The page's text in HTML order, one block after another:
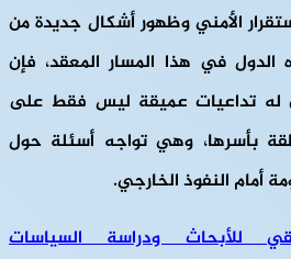
الأمني وظهور أشكال جديدة من
الدول في هذا المسار المعقد، فإن
له تداعيات عميقة ليس فقط على
بأسرها، وهي تواجه أسئلة حول
أمام النفوذ الخارجي.
للأبحاث ودراسة السياسات